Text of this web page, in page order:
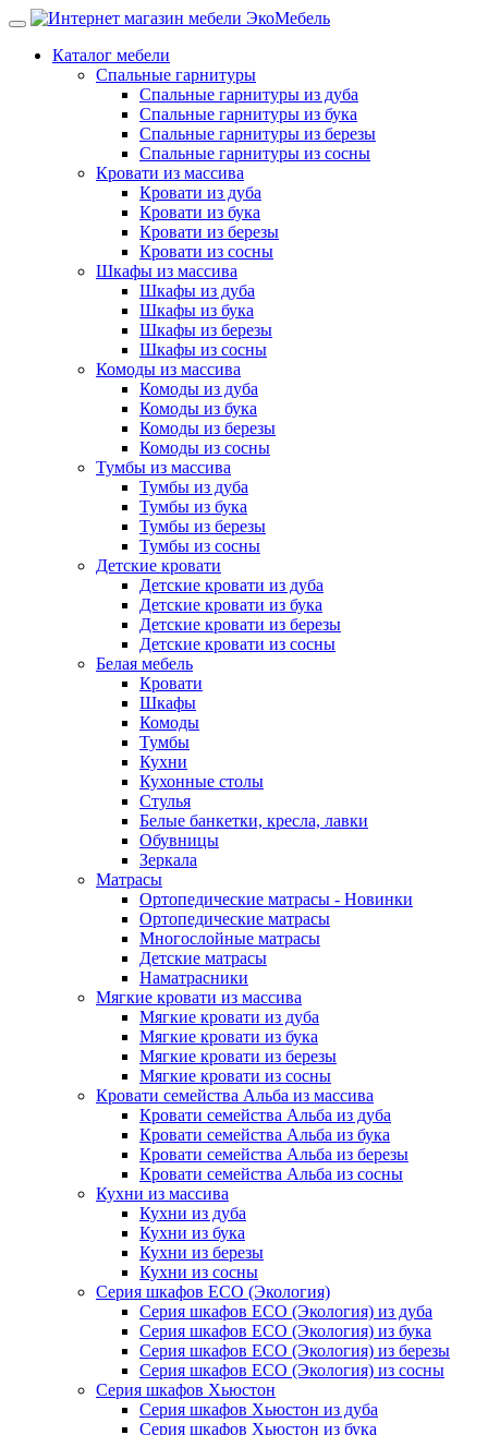
Каталог мебели
Спальные гарнитуры
Спальные гарнитуры из дуба
Спальные гарнитуры из бука
Спальные гарнитуры из березы
Спальные гарнитуры из сосны
Кровати из массива
Кровати из дуба
Кровати из бука
Кровати из березы
Кровати из сосны
Шкафы из массива
Шкафы из дуба
Шкафы из бука
Шкафы из березы
Шкафы из сосны
Комоды из массива
Комоды из дуба
Комоды из бука
Комоды из березы
Комоды из сосны
Тумбы из массива
Тумбы из дуба
Тумбы из бука
Тумбы из березы
Тумбы из сосны
Детские кровати
Детские кровати из дуба
Детские кровати из бука
Детские кровати из березы
Детские кровати из сосны
Белая мебель
Кровати
Шкафы
Комоды
Тумбы
Кухни
Кухонные столы
Стулья
Белые банкетки, кресла, лавки
Обувницы
Зеркала
Матрасы
Ортопедические матрасы - Новинки
Ортопедические матрасы
Многослойные матрасы
Детские матрасы
Наматрасники
Мягкие кровати из массива
Мягкие кровати из дуба
Мягкие кровати из бука
Мягкие кровати из березы
Мягкие кровати из сосны
Кровати семейства Альба из массива
Кровати семейства Альба из дуба
Кровати семейства Альба из бука
Кровати семейства Альба из березы
Кровати семейства Альба из сосны
Кухни из массива
Кухни из дуба
Кухни из бука
Кухни из березы
Кухни из сосны
Серия шкафов ECO (Экология)
Серия шкафов ECO (Экология) из дуба
Серия шкафов ECO (Экология) из бука
Серия шкафов ECO (Экология) из березы
Серия шкафов ECO (Экология) из сосны
Серия шкафов Хьюстон
Серия шкафов Хьюстон из дуба
Серия шкафов Хьюстон из бука